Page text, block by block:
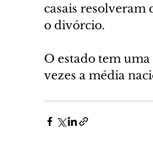
casais resolveram
o divórcio.
O estado tem
vezes a média